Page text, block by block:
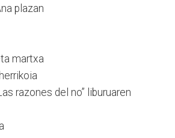
plazan
martxa
razones del no” liburuaren